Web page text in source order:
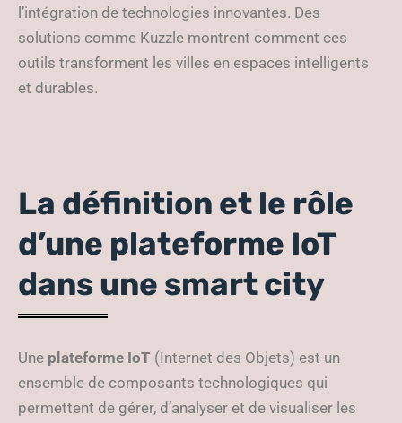
l’intégration de technologies innovantes. Des
solutions comme Kuzzle montrent comment ces
outils transforment les villes en espaces intelligents
et durables.
La définition et le rôle
d’une plateforme IoT
dans une smart city
Une plateforme IoT (Internet des Objets) est un
ensemble de composants technologiques qui
permettent de gérer, d’analyser et de visualiser les